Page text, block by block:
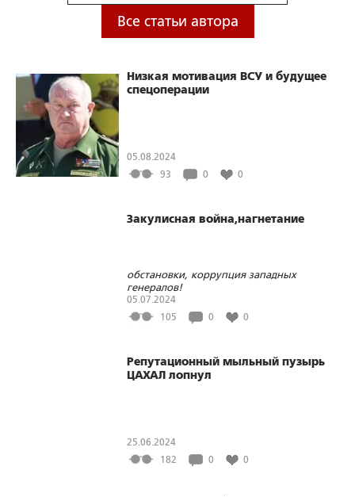
Все статьи автора
Низкая мотивация ВСУ и будущее
спецоперации
05.08.2024
93
0 0
Закулисная война,нагнетание
обстановки, коррупция западных
генералов!
05.07.2024
105
0 0
Репутационный мыльный пузырь
ЦАХАЛ лопнул
25.06.2024
182
0 0